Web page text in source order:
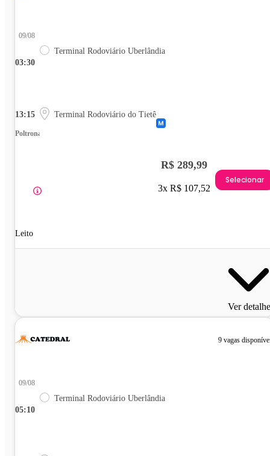
03:30
09/08
Terminal Rodoviário Uberlândia
13:15 Terminal Rodoviário do Tietê
Poltrona
Leito
R$ 289,99
3x R$ 107,52
Selecionar
Ver
9 vagas
05:10
09/08
Terminal Rodoviário Uberlândia